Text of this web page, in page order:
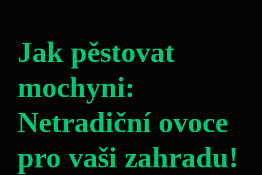
Jak pěstovat
mochyni:
Netradiční ovoce
pro vaši zahradu!